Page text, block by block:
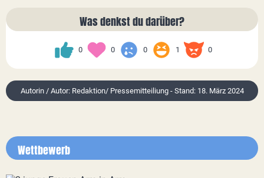
Was denkst du darüber?
0 0 0 1 0
Autorin / Autor: Redaktion/ Pressemitteiliung - Stand: 18. März 2024
Wettbewerb